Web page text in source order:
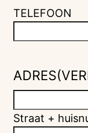
TELEFOON
ADRES
Straat +